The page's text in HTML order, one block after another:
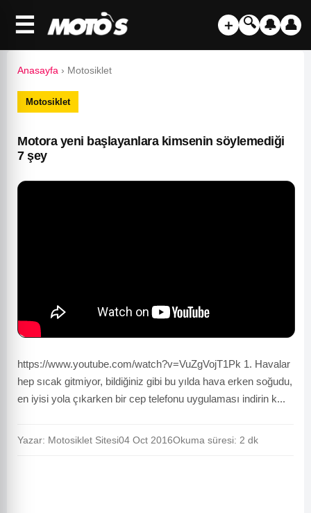
☰ ＋ 🔍 🔔 👤
Anasayfa › Motosiklet
Motosiklet
Motora yeni başlayanlara kimsenin söylemediği
7 şey
https://www.youtube.com/watch?v=VuZgVojT1Pk 1. Havalar
hep sıcak gitmiyor, bildiğiniz gibi bu yılda hava erken soğudu,
en iyisi yola çıkarken bir cep telefonu uygulaması indirin k...
Yazar: Motosiklet Sitesi04 Oct 2016Okuma süresi: 2 dk